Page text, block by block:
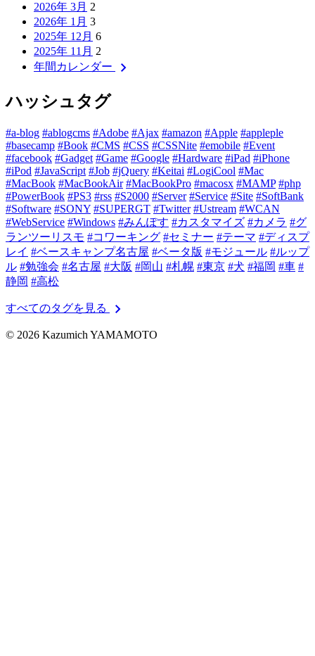
2026年 3月 2
2026年 1月 3
2025年 12月 6
2025年 11月 2
年間カレンダー
chevron_right
ハッシュタグ
#a-blog #ablogcms #Adobe #Ajax #amazon #Apple #appleple
#basecamp #Book #CMS #CSS #CSSNite #emobile #Event
#facebook #Gadget #Game #Google #Hardware #iPad #iPhone
#iPod #JavaScript #Job #jQuery #Keitai #LogiCool #Mac
#MacBook #MacBookAir #MacBookPro #macosx #MAMP #php
#PowerBook #PS3 #rss #S2000 #Server #Service #Site #SoftBank
#Software #SONY #SUPERGT #Twitter #Ustream #WCAN
#WebService #Windows #みんぽす #カスタマイズ #カメラ #グ
ランツーリスモ #コワーキング #セミナー #テーマ #ディスプ
レイ #ベースキャンプ名古屋 #ベータ版 #モジュール #ルップ
ル #勉強会 #名古屋 #大阪 #岡山 #札幌 #東京 #犬 #福岡 #車 #
静岡 #高松
すべてのタグを見る chevron_right
© 2026 Kazumich YAMAMOTO